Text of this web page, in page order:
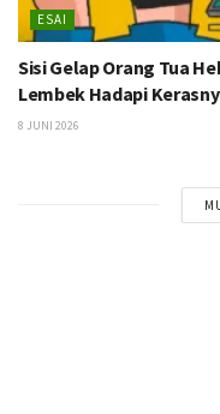
ESAI
Sisi Gelap Orang Tua
Lembek Hadapi
8 JUNI 2026